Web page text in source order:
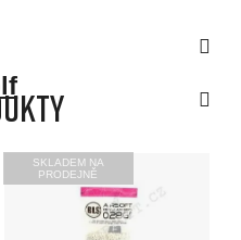
SKLADEM NA
PRODEJNĚ